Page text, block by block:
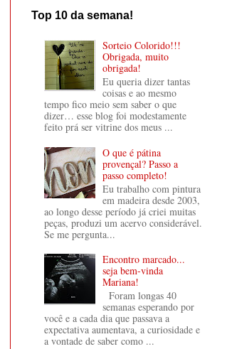
Top 10 da semana!
Sorteio Colorido!!!
Obrigada, muito
obrigada!
Eu queria dizer tantas
coisas e ao mesmo
tempo fico meio sem saber o que
dizer… esse blog foi modestamente
feito prá ser vitrine dos meus ...
O que é pátina
provençal? Passo a
passo completo!
Eu trabalho com pintura
em madeira desde 2003,
ao longo desse período já criei muitas
peças, produzi um acervo considerável.
Se me pergunta...
Encontro marcado...
seja bem-vinda
Mariana!
Foram longas 40
semanas esperando por
você e a cada dia que passava a
expectativa aumentava, a curiosidade e
a vontade de saber como ...